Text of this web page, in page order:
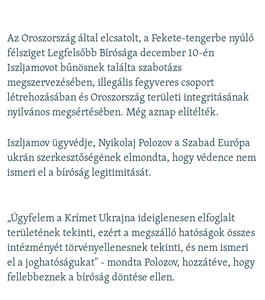
Az Oroszország által elcsatolt, a Fekete-tengerbe nyúló
félsziget Legfelsőbb Bírósága december 10-én
Iszljamovot bűnösnek találta szabotázs
megszervezésében, illegális fegyveres csoport
létrehozásában és Oroszország területi integritásának
nyilvános megsértésében. Még aznap elítélték.
Iszljamov ügyvédje, Nyikolaj Polozov a Szabad Európa
ukrán szerkesztőségének elmondta, hogy védence nem
ismeri el a bíróság legitimitását.
„Ügyfelem a Krímet Ukrajna ideiglenesen elfoglalt
területének tekinti, ezért a megszálló hatóságok összes
intézményét törvényellenesnek tekinti, és nem ismeri
el a joghatóságukat" - mondta Polozov, hozzátéve, hogy
fellebbeznek a bíróság döntése ellen.